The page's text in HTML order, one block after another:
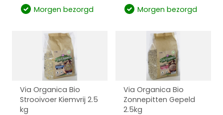
Morgen bezorgd Morgen bezorgd
Via Organica Bio
Strooivoer Kiemvrij 2.5
kg
Via Organica Bio
Zonnepitten Gepeld
2.5kg